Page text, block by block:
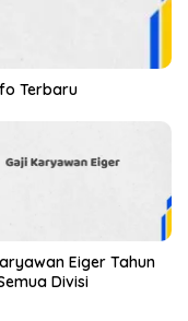
Terbaru
Eiger Tahun
Divisi